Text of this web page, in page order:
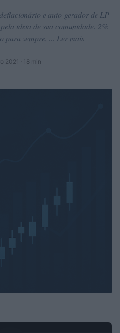
e auto-gerador de LP
ideia de sua comunidade. 2%
para sempre, ... Ler mais
2021 · 18 min